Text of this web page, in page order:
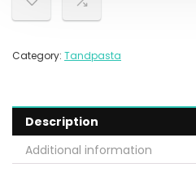
Category: Tandpasta
Description
Additional information